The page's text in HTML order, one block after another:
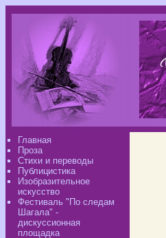
Главная
Проза
Стихи и переводы
Публицистика
Изобразительное
искусство
Фестиваль "По следам
Шагала" -
дискуссионная
площадка